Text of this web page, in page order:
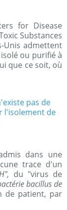
for Disease
Substances
Unis admettent
ou purifié à
que ce soit, où
dans une
trace d'un
du "virus de
bacillus de
de patient, par